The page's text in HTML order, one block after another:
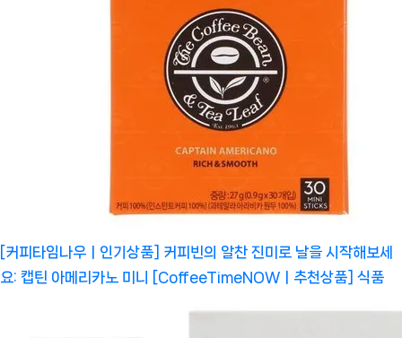
[커피타임나우ㅣ인기상품] 커피빈의 알찬 진미로 날을 시작해보세
요: 캡틴 아메리카노 미니 [CoffeeTimeNOWㅣ추천상품] 식품